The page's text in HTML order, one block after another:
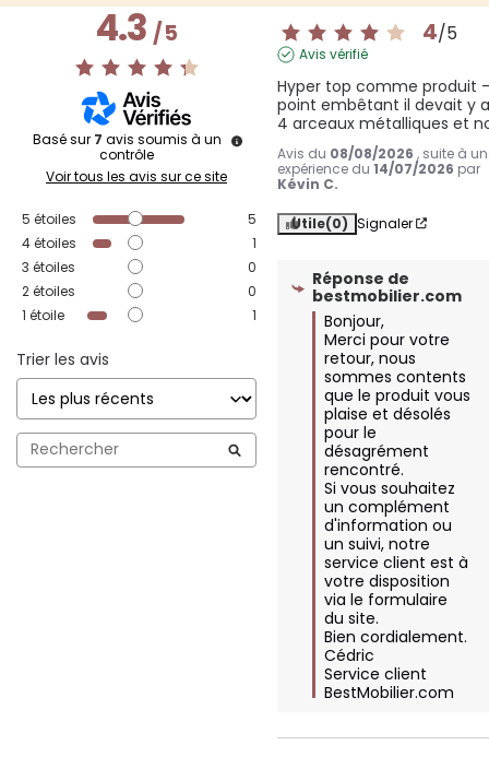
4.3/5
Basé sur 7 avis soumis à un
contrôle
Voir tous les avis sur ce site
5 étoiles
5
4étoiles
1
3 étoiles
0
2étoiles
0
1 étoile 1
Trier les avis
4/5
Avis vérifié
Hyper top comme produit
point embêtant il devait y
4 arceaux métalliques et
Avis du 08/08/2026 , suite à
expérience du14/07/2026 par
Kévin C.
Utile(0) Signaler
Réponse de
bestmobilier.com
Bonjour,
Merci pour votre
retour, nous
sommes contents
que le produit vous
plaise et désolés
pour le
désagrément
rencontré.
Si vous souhaitez
un complément
d'information ou
un suivi, notre
service client est à
votre disposition
via le formulaire
du site.
Bien cordialement.
Cédric
Service client
BestMobilier.com